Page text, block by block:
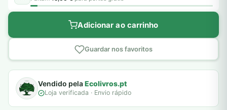
Adicionar ao carrinho
Guardar nos favoritos
Vendido pelaEcolivros.pt
Loja verificada · Envio rápido